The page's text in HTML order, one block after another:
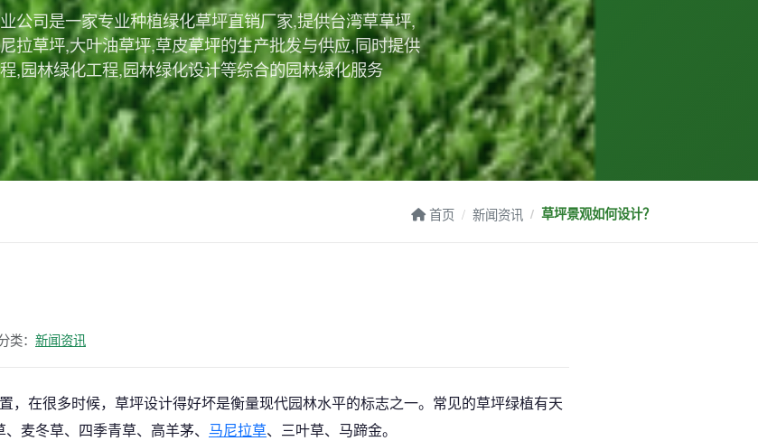
公司是一家专业种植绿化草坪直销厂家,提供台湾草草坪,
拉草坪,大叶油草坪,草皮草坪的生产批发与供应,同时提供
,园林绿化工程,园林绿化设计等综合的园林绿化服务
首页 新闻资讯 草坪景观如何设计？
类： 新闻资讯
，在很多时候，草坪设计得好坏是衡量现代园林水平的标志之一。常见的草坪绿植有天
麦冬草、四季青草、高羊茅、 马尼拉草、三叶草、马蹄金。